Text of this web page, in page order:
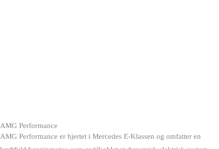
AMG Performance
AMG Performance er hjertet i Mercedes E-Klassen og omfatter en